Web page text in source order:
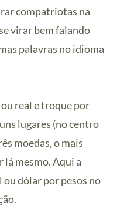
compatriotas na
virar bem falando
palavras no idioma
real e troque por
lugares (no centro
moedas, o mais
lá mesmo. Aqui a
dólar por pesos no